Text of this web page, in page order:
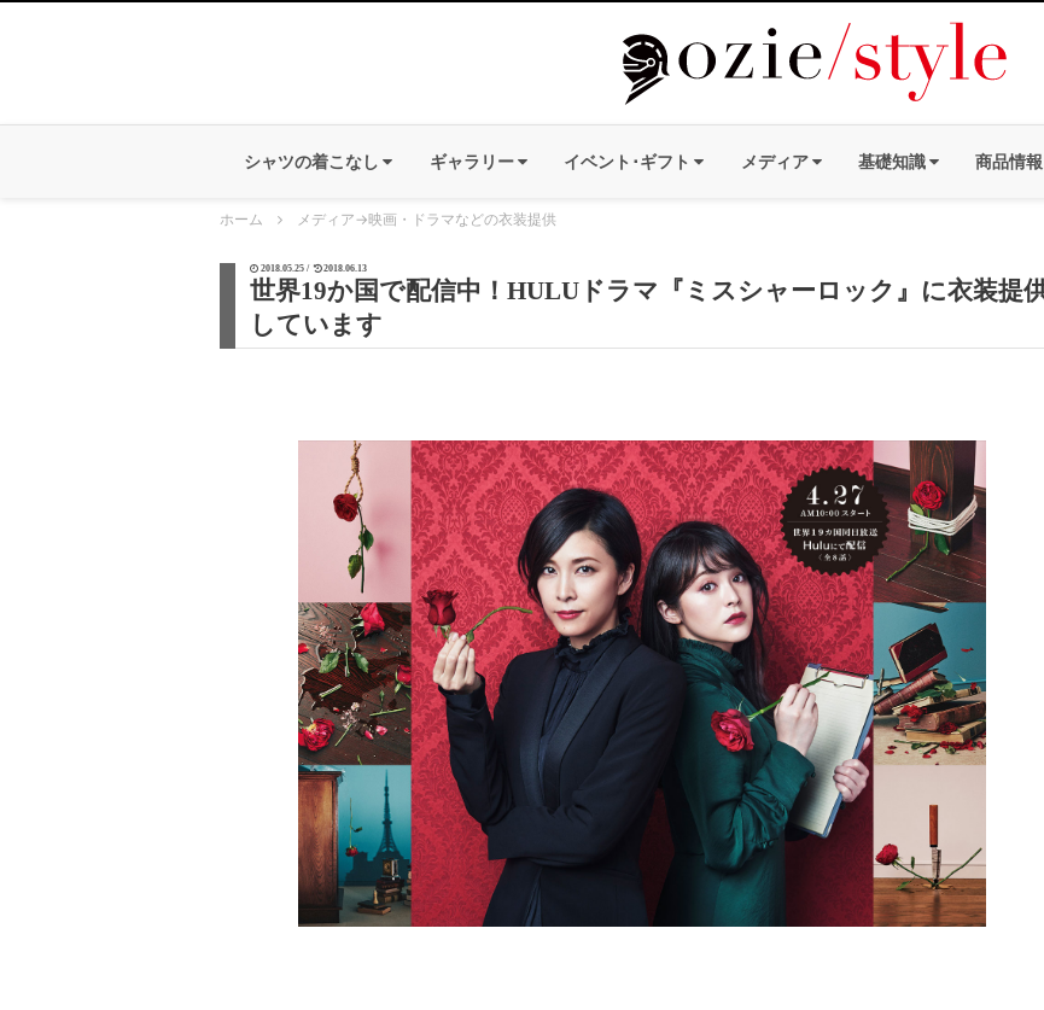
シャツの着こなし ギャラリー イベント･ギフト メディア 基礎知識 商品情
ホーム メディア→映画・ドラマなどの衣装提供
2018.05.25 / 2018.06.13
世界19か国で配信中！HULUドラマ『ミスシャーロック』に衣装提
しています
【メンズ・ドレスシャツ・ワイシャ
ナチュラルフィット・プレミアムコ
ン100番手双糸・イタリアンカラー
タンダウン・第一ボタンあり・ポケ
無し
価格 7,700円(税込)